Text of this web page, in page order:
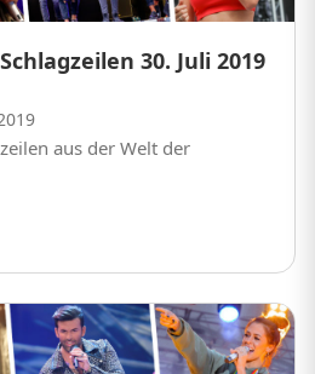
30. Juli 2019
aus der Welt der